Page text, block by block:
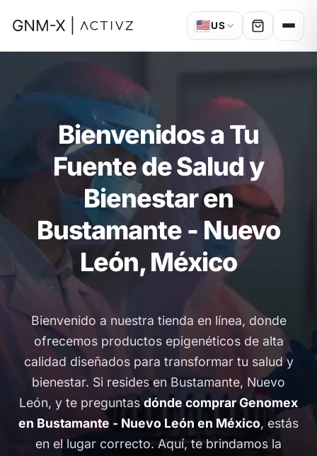
🇺🇸US
Bienvenidos a Tu
Fuente de Salud y
Bienestar en
Bustamante - Nuevo
León, México
Bienvenido a nuestra tienda en línea, donde
ofrecemos productos epigenéticos de alta
calidad diseñados para transformar tu salud y
bienestar. Si resides en Bustamante, Nuevo
León, y te preguntas dónde comprar Genomex
en Bustamante - Nuevo León en México, estás
en el lugar correcto. Aquí, te brindamos la